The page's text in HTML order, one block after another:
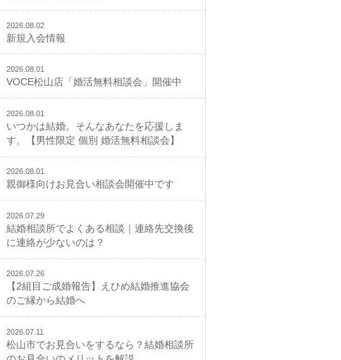
2026.08.02
新規入会情報
2026.08.01
VOCE松山店「婚活無料相談会」開催中
2026.08.01
いつかは結婚。そんなあなたを応援しま
す。【男性限定 個別 婚活無料相談会】
2026.08.01
親御様向けお見合い相談会開催中です
2026.07.29
結婚相談所でよくある相談｜連絡先交換後
に連絡が少ないのは？
2026.07.26
【2組目ご成婚報告】えひめ結婚推進協会
のご縁から結婚へ
2026.07.11
松山市でお見合いをするなら？結婚相談所